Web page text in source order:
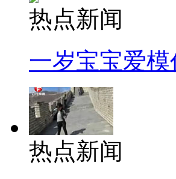
热点新闻
一岁宝宝爱
热点新闻